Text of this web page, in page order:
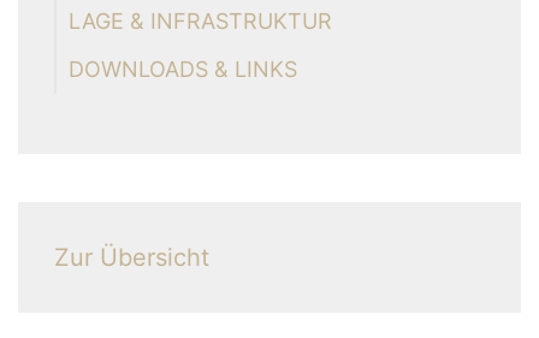
LAGE & INFRASTRUKTUR
DOWNLOADS & LINKS
Zur Übersicht